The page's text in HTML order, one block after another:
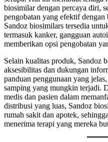
biosimilar dengan percaya diri,
pengobatan yang efektif
Sandoz biosimilars tersedia
termasuk kanker, gangguan
memberikan opsi pengobatan
Selain kualitas produk, Sandoz
aksesibilitas dan dukungan
panduan penggunaan yang
samping yang mungkin terjadi.
medis dan pasien dalam
distribusi yang luas, Sandoz
rumah sakit dan apotek,
menerima terapi yang mereka